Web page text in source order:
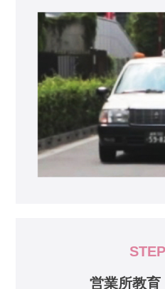
STEP
営業所教育